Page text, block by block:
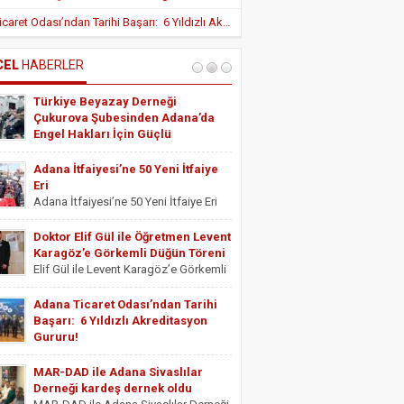
Teşvik Düzenlemesi ile Adana’da
Yatırımlara Uygulanan Vergisel Avantajlar
HASTALIKLARI UZMANI DR. YUSUF
BİR BUZDAĞI
ASİYE UYANIK
Ayak Bakımı
Adana Ticaret Odası’ndan Tarihi Başarı: 6 Yıldızlı Akreditasyon Gururu!
HABERLER
Türkiye Beyazay Derneği
Çukurova Şubesinden Adana’da
Engel Hakları İçin Güçlü
Farkındalık Konferansı
Türkiye Beyazay Derneği Çukurova
Şubesinden Adana’da Engel Hakları
İçin Güçlü Farkındalık Konferansı
Şubesi tarafından düzenlenen
“Engellinin Engelli Haklarının Farkında
mıyız? Hak Bilinci, Erişilebilirlik ve
Toplumsal Farkındalık...
Adana İtfaiyesi’ne 50 Yeni İtfaiye
Eri
Adana İtfaiyesi’ne 50 Yeni İtfaiye Eri
Adana Büyükşehir Belediyesi İtfaiye
Daire Başkanlığı bünyesinde göreve
başlayacak 50 yeni itfaiye eri için
yemin töreni düzenlendi. Törene
Vekili...
Doktor Elif Gül ile Öğretmen Levent
Karagöz’e Görkemli Düğün Töreni
Elif Gül ile Levent Karagöz’e Görkemli
Düğün Töreni Serbest Muhasebeci
Mali Müşavir ve Adana Serbest
Muhasebeci Mali Müşavirler Odası
Saymanı Yurdagül Gül ile iş ve mali
tanıdığı...
Adana Ticaret Odası’ndan Tarihi
Başarı: 6 Yıldızlı Akreditasyon
Gururu!
Adana Ticaret Odası’ndan Tarihi
Başarı: 6 Yıldızlı Akreditasyon Gururu!
‎ADANA Ticaret Odası (ATO), üyelerine
MAR-DAD ile Adana Sivaslılar
Derneği kardeş dernek oldu